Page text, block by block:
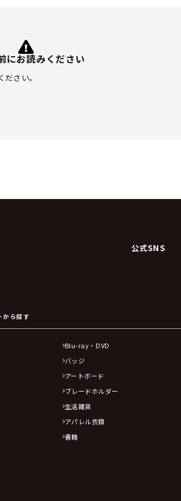
にお読みください
さい。
公式SNS
から探す
Blu-ray・DVD
バッジ
アートボード
ブレードホルダー
生活雑貨
アパレル衣類
書籍